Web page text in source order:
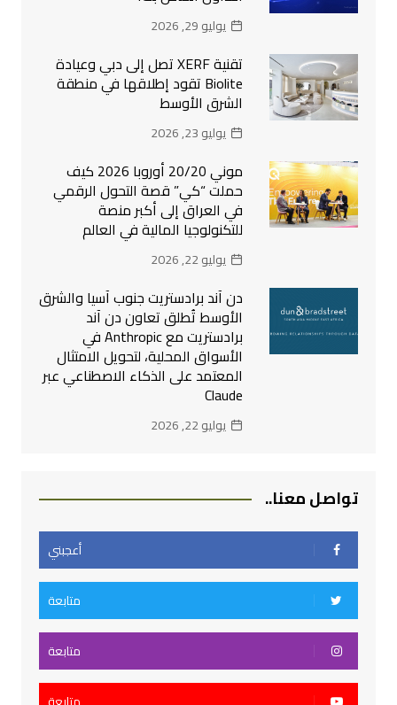
يوليو 29, 2026
تقنية XERF تصل إلى دبي وعيادة
Biolite تقود إطلاقها في منطقة
الشرق الأوسط
يوليو 23, 2026
موني 20/20 أوروبا 2026 كيف
حملت “كي” قصة التحول الرقمي
في العراق إلى أكبر منصة
للتكنولوجيا المالية في العالم
يوليو 22, 2026
دن آند برادستريت جنوب آسيا والشرق
الأوسط تُطلق تعاون دن آند
برادستريت مع Anthropic في
الأسواق المحلية، لتحويل الامتثال
المعتمد على الذكاء الاصطناعي عبر
Claude
يوليو 22, 2026
تواصل معنا..
أعجبني
متابعة
متابعة